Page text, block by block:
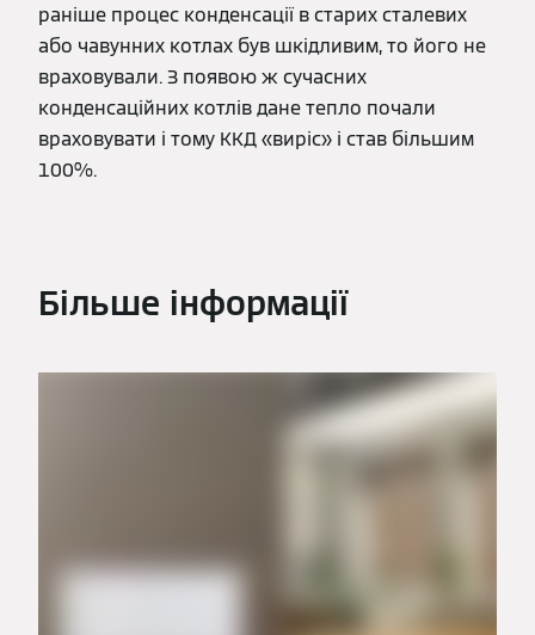
раніше процес конденсації в старих сталевих
або чавунних котлах був шкідливим, то його не
враховували. З появою ж сучасних
конденсаційних котлів дане тепло почали
враховувати і тому ККД «виріс» і став більшим
100%.
Більше інформації